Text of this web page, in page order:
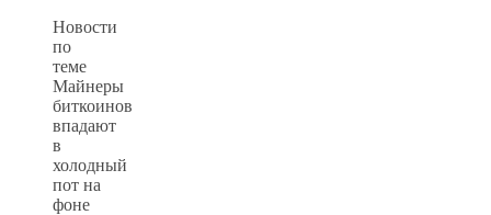
Новости
по
теме
Майнеры
биткоинов
впадают
в
холодный
пот на
фоне